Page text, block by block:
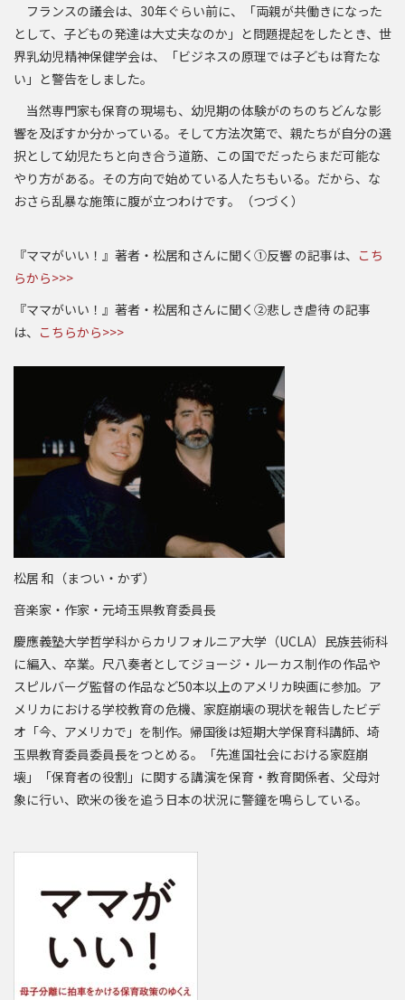
フランスの議会は、30年ぐらい前に、「両親が共働きになった
として、子どもの発達は大丈夫なのか」と問題提起をしたとき、世
界乳幼児精神保健学会は、「ビジネスの原理では子どもは育たな
い」と警告をしました。
当然専門家も保育の現場も、幼児期の体験がのちのちどんな影
響を及ぼすか分かっている。そして方法次第で、親たちが自分の選
択として幼児たちと向き合う道筋、この国でだったらまだ可能な
やり方がある。その方向で始めている人たちもいる。だから、な
おさら乱暴な施策に腹が立つわけです。（つづく）
『ママがいい！』著者・松居和さんに聞く①反響 の記事は、 こち
らから>>>
『ママがいい！』著者・松居和さんに聞く②悲しき虐待 の記事
は、 こちらから>>>
松居 和（まつい・かず）
音楽家・作家・元埼玉県教育委員長
慶應義塾大学哲学科からカリフォルニア大学（UCLA）民族芸術科
に編入、卒業。尺八奏者としてジョージ・ルーカス制作の作品や
スピルバーグ監督の作品など50本以上のアメリカ映画に参加。ア
メリカにおける学校教育の危機、家庭崩壊の現状を報告したビデ
オ「今、アメリカで」を制作。帰国後は短期大学保育科講師、埼
玉県教育委員委員長をつとめる。「先進国社会における家庭崩
壊」「保育者の役割」に関する講演を保育・教育関係者、父母対
象に行い、欧米の後を追う日本の状況に警鐘を鳴らしている。